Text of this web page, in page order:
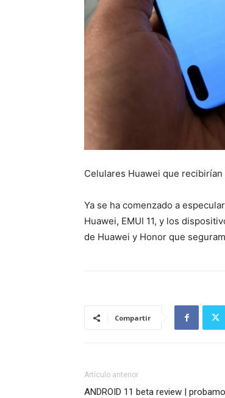
Celulares Huawei que recibirían
Ya se ha comenzado a
Huawei, EMUI 11, y los
de Huawei y Honor que
Compartir
Artículo anterior
ANDROID 11 beta review |